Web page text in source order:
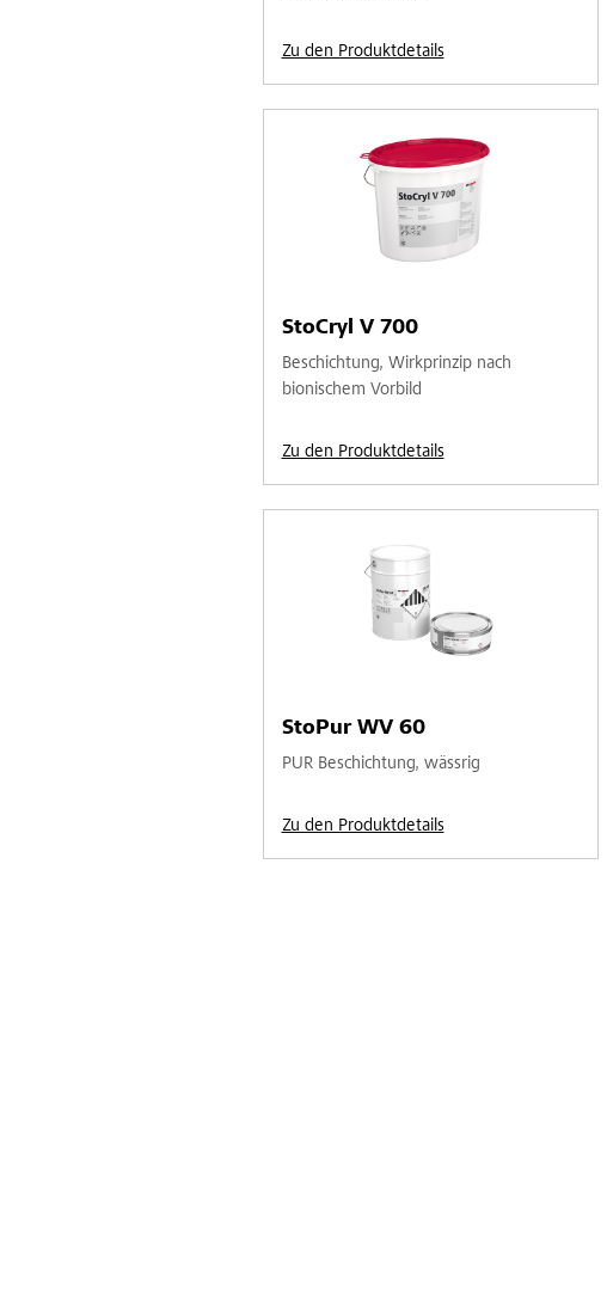
Zu den Produktdetails
StoCryl V 700
Beschichtung, Wirkprinzip nach
bionischem Vorbild
Zu den Produktdetails
StoPur WV 60
PUR Beschichtung, wässrig
Zu den Produktdetails